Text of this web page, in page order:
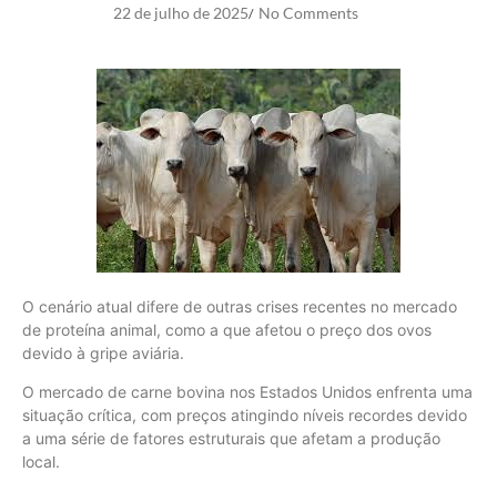
22 de julho de 2025/ No Comments
O cenário atual difere de outras crises recentes no mercado
de proteína animal, como a que afetou o preço dos ovos
devido à gripe aviária.
O mercado de carne bovina nos Estados Unidos enfrenta uma
situação crítica, com preços atingindo níveis recordes devido
a uma série de fatores estruturais que afetam a produção
local.